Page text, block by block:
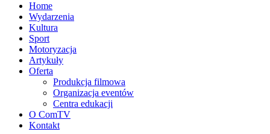
Home
Wydarzenia
Kultura
Sport
Motoryzacja
Artykuły
Oferta
Produkcja filmowa
Organizacja eventów
Centra edukacji
O ComTV
Kontakt